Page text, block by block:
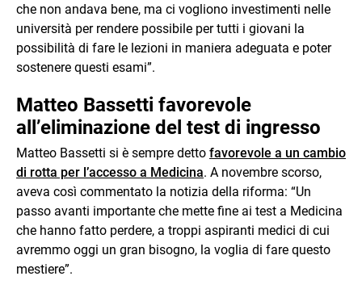
che non andava bene, ma ci vogliono investimenti nelle
università per rendere possibile per tutti i giovani la
possibilità di fare le lezioni in maniera adeguata e poter
sostenere questi esami”.
Matteo Bassetti favorevole
all’eliminazione del test di ingresso
Matteo Bassetti si è sempre detto favorevole a un cambio
di rotta per l’accesso a Medicina. A novembre scorso,
aveva così commentato la notizia della riforma: “Un
passo avanti importante che mette fine ai test a Medicina
che hanno fatto perdere, a troppi aspiranti medici di cui
avremmo oggi un gran bisogno, la voglia di fare questo
mestiere”.